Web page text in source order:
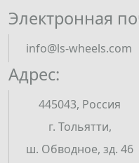
Адрес:
445043, Россия
г. Тольятти,
ш. Обводное, зд. 46
Электронная
info@ls-wheels.com